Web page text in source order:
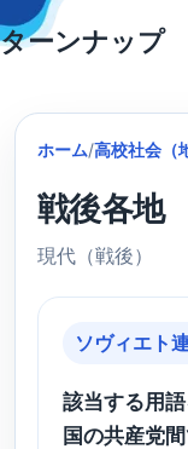
Skip
to
ターンナップ
ホーム/高校社会（
戦後各地
現代（戦後）
ソヴィエト
該当する用
国の共産党